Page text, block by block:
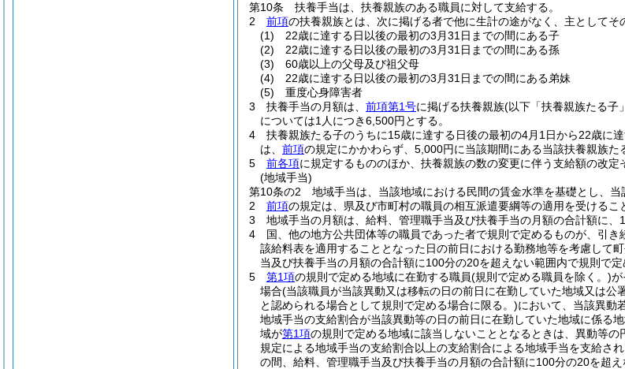
第10条
扶養手当は、扶養親族のある職員に対して支給する。
2
前項の扶養親族とは、次に掲げる者で他に生計の途がなく、主としてそ
(1)
22歳に達する日以後の最初の3月31日までの間にある子
(2)
22歳に達する日以後の最初の3月31日までの間にある孫
(3)
60歳以上の父母及び祖父母
(4)
22歳に達する日以後の最初の3月31日までの間にある弟妹
(5)
重度心身障害者
3
扶養手当の月額は、 前項第1号に掲げる扶養親族(以下「扶養親族たる子
については1人につき6,500円とする。
4
扶養親族たる子のうちに15歳に達する日後の最初の4月1日から22歳に
は、 前項の規定にかかわらず、5,000円に当該期間にある当該扶養親族た
5
前各項に規定するもののほか、扶養親族の数の変更に伴う支給額の改
(地域手当)
第10条の2
地域手当は、当該地域における民間の賃金水準を基礎とし、
2
前項の規定は、県及び市町村の職員の相互派遣要綱等の適用を受けるこ
3
地域手当の月額は、給料、管理職手当及び扶養手当の月額の合計額に
4
国、他の地方公共団体等の職員であった者で規則で定めるものが、引
該給料表を適用することとなった日の前日における勤務地等を考慮して
当及び扶養手当の月額の合計額に100分の20を超えない範囲内で規則で
5
第1項の規則で定める地域に在勤する職員(規則で定める職員を除く。)が
場合(当該職員が当該異動又は移転の日の前日に在勤していた地域又は
と認められる場合として規則で定める場合に限る。)において、当該異動
地域手当の支給割合が当該異動等の日の前日に在勤していた地域に係る
域が第1項の規則で定める地域に該当しないこととなるときは、異動等の
規定による地域手当の支給割合以上の支給割合による地域手当を支給され
の間、給料、管理職手当及び扶養手当の月額の合計額に100分の20を超